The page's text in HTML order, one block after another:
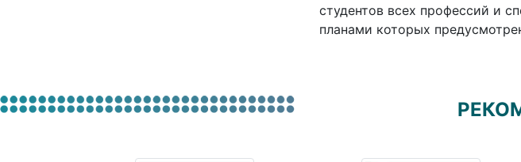
студентов всех профессий и
планами которых